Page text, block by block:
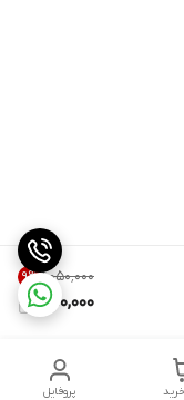
۱٬۰۵۰٬۰۰۰ 9%
950,000
پروفایل